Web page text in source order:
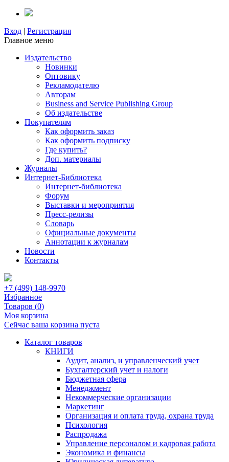
Вход | Регистрация
Главное меню
Издательство
Новинки
Оптовику
Рекламодателю
Авторам
Business and Service Publishing Group
Об издательстве
Покупателям
Как оформить заказ
Как оформить подписку
Где купить?
Доп. материалы
Журналы
Интернет-Библиотека
Интернет-библиотека
Форум
Выставки и мероприятия
Пресс-релизы
Словарь
Официальные документы
Аннотации к журналам
Новости
Контакты
+7 (499) 148-9970
Избранное
Товаров (0)
Моя корзина
Сейчас ваша корзина пуста
Каталог товаров
КНИГИ
Аудит, анализ, и управленческий учет
Бухгалтерский учет и налоги
Бюджетная сфера
Менеджмент
Некоммерческие организации
Маркетинг
Организация и оплата труда, охрана труда
Психология
Распродажа
Управление персоналом и кадровая работа
Экономика и финансы